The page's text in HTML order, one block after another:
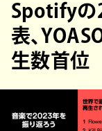
Spotifyの
表、
生数首位